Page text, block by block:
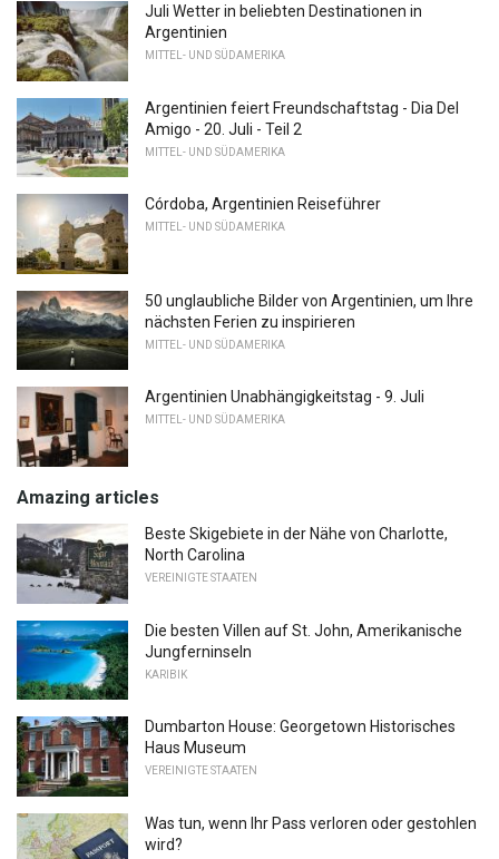
Juli Wetter in beliebten Destinationen in
Argentinien
MITTEL- UND SÜDAMERIKA
Argentinien feiert Freundschaftstag - Dia Del
Amigo - 20. Juli - Teil 2
MITTEL- UND SÜDAMERIKA
Córdoba, Argentinien Reiseführer
MITTEL- UND SÜDAMERIKA
50 unglaubliche Bilder von Argentinien, um Ihre
nächsten Ferien zu inspirieren
MITTEL- UND SÜDAMERIKA
Argentinien Unabhängigkeitstag - 9. Juli
MITTEL- UND SÜDAMERIKA
Amazing articles
Beste Skigebiete in der Nähe von Charlotte,
North Carolina
VEREINIGTE STAATEN
Die besten Villen auf St. John, Amerikanische
Jungferninseln
KARIBIK
Dumbarton House: Georgetown Historisches
Haus Museum
VEREINIGTE STAATEN
Was tun, wenn Ihr Pass verloren oder gestohlen
wird?